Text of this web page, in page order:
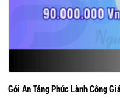
Gói An Táng Phúc Lành Công